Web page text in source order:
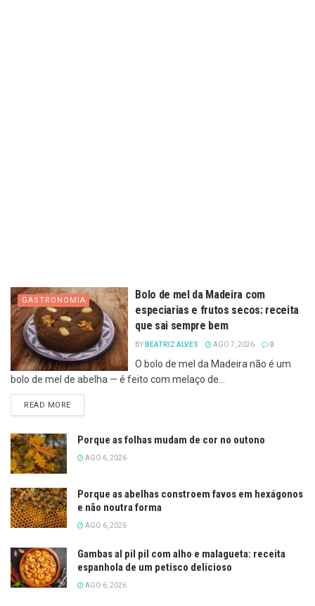
GASTRONOMIA
Bolo de mel da Madeira com
especiarias e frutos secos: receita
que sai sempre bem
BY BEATRIZ ALVES AGO 7, 2026 0
O bolo de mel da Madeira não é um
bolo de mel de abelha — é feito com melaço de...
READ MOREDETAILS
Porque as folhas mudam de cor no outono
AGO 6, 2026
Porque as abelhas constroem favos em hexágonos
e não noutra forma
AGO 6, 2026
Gambas al pil pil com alho e malagueta: receita
espanhola de um petisco delicioso
AGO 6, 2026